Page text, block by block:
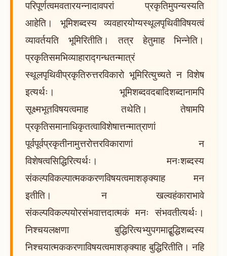
परिपूर्णत्वमवतारयन्नादावपरां प्रकृतिमुपन्यस्यति
आहेति। भूमिशब्दस्य व्यवहारयोग्यस्थूलपृथिवीविषयत्वं
व्यावर्तयति भूमिरितीति। तत्र हेतुमाह भिन्नेति।
प्रकृतिसमभिव्याहाराद्गन्धतन्मात्रं
स्थूलपृथिवीप्रकृतिरुत्तरविकारो भूमिरित्युच्यते न विशेष
इत्यर्थः। भूमिशब्दवदबादिशब्दानामपि
सूक्ष्मभूतविषयत्वमाह तथेति। तेषामपि
प्रकृतिसमानाधिकृतत्वाविशेषात्तन्मात्राणां
पूर्वपूर्वप्रकृतीनामुत्तरोत्तरविकाराणां न
विशेषत्वसिद्धिरित्यर्थः। मनःशब्दस्य
संकल्पविकल्पात्मककरणविषयत्वमाशङ्क्याह मन
इतीति। न खल्वहंकाराभावे
संकल्पविकल्पयोरसंभवात्तदात्मकं मनः संभवतीत्यर्थः।
निश्चयलक्षणा बुद्धिरित्यभ्युपगमाद्बुद्धिशब्दस्य
निश्चयात्मककरणाविषयत्वमाशङ्क्याह बुद्धिरितीति। नहि